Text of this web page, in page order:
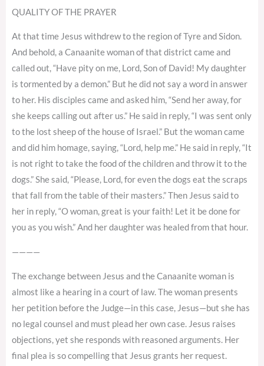
QUALITY OF THE PRAYER
At that time Jesus withdrew to the region of Tyre and Sidon.
And behold, a Canaanite woman of that district came and
called out, “Have pity on me, Lord, Son of David! My daughter
is tormented by a demon.” But he did not say a word in answer
to her. His disciples came and asked him, “Send her away, for
she keeps calling out after us.” He said in reply, “I was sent only
to the lost sheep of the house of Israel.” But the woman came
and did him homage, saying, “Lord, help me.” He said in reply, “It
is not right to take the food of the children and throw it to the
dogs.” She said, “Please, Lord, for even the dogs eat the scraps
that fall from the table of their masters.” Then Jesus said to
her in reply, “O woman, great is your faith! Let it be done for
you as you wish.” And her daughter was healed from that hour.
————
The exchange between Jesus and the Canaanite woman is
almost like a hearing in a court of law. The woman presents
her petition before the Judge—in this case, Jesus—but she has
no legal counsel and must plead her own case. Jesus raises
objections, yet she responds with reasoned arguments. Her
final plea is so compelling that Jesus grants her request.